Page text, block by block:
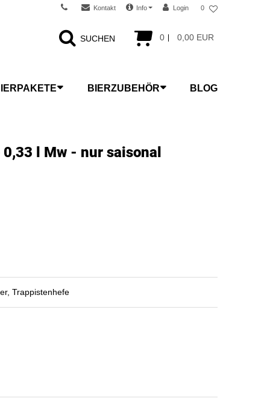
Kontakt Info Login 0
0 0,00 EUR
SUCHEN
BIERZUBEHÖR BLOG
l Mw - nur saisonal
Trappistenhefe